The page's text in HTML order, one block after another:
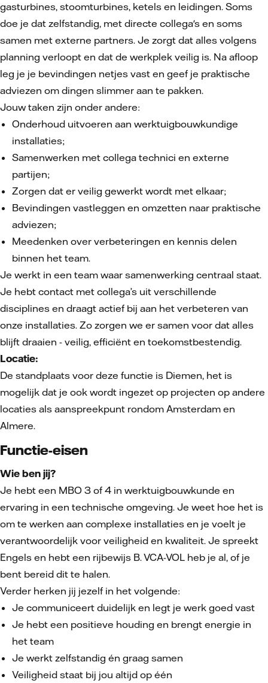
gasturbines, stoomturbines, ketels en leidingen. Soms
doe je dat zelfstandig, met directe collega's en soms
samen met externe partners. Je zorgt dat alles volgens
planning verloopt en dat de werkplek veilig is. Na afloop
leg je je bevindingen netjes vast en geef je praktische
adviezen om dingen slimmer aan te pakken.
Jouw taken zijn onder andere:
Onderhoud uitvoeren aan werktuigbouwkundige
installaties;
Samenwerken met collega technici en externe
partijen;
Zorgen dat er veilig gewerkt wordt met elkaar;
Bevindingen vastleggen en omzetten naar praktische
adviezen;
Meedenken over verbeteringen en kennis delen
binnen het team.
Je werkt in een team waar samenwerking centraal staat.
Je hebt contact met collega’s uit verschillende
disciplines en draagt actief bij aan het verbeteren van
onze installaties. Zo zorgen we er samen voor dat alles
blijft draaien - veilig, efficiënt en toekomstbestendig.
Locatie:
De standplaats voor deze functie is Diemen, het is
mogelijk dat je ook wordt ingezet op projecten op andere
locaties als aanspreekpunt rondom Amsterdam en
Almere.
Functie-eisen
Wie ben jij?
Je hebt een MBO 3 of 4 in werktuigbouwkunde en
ervaring in een technische omgeving. Je weet hoe het is
om te werken aan complexe installaties en je voelt je
verantwoordelijk voor veiligheid en kwaliteit. Je spreekt
Engels en hebt een rijbewijs B. VCA-VOL heb je al, of je
bent bereid dit te halen.
Verder herken jij jezelf in het volgende:
Je communiceert duidelijk en legt je werk goed vast
Je hebt een positieve houding en brengt energie in
het team
Je werkt zelfstandig én graag samen
Veiligheid staat bij jou altijd op één